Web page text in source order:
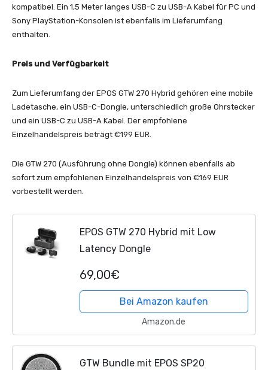
kompatibel. Ein 1,5 Meter langes USB-C zu USB-A Kabel für PC und
Sony PlayStation-Konsolen ist ebenfalls im Lieferumfang
enthalten.
Preis und Verfügbarkeit
Zum Lieferumfang der EPOS GTW 270 Hybrid gehören eine mobile
Ladetasche, ein USB-C-Dongle, unterschiedlich große Ohrstecker
und ein USB-C zu USB-A Kabel. Der empfohlene
Einzelhandelspreis beträgt €199 EUR.
Die GTW 270 (Ausführung ohne Dongle) können ebenfalls ab
sofort zum empfohlenen Einzelhandelspreis von €169 EUR
vorbestellt werden.
EPOS GTW 270 Hybrid mit Low
Latency Dongle
69,00€
Bei Amazon kaufen
Amazon.de
GTW Bundle mit EPOS SP20